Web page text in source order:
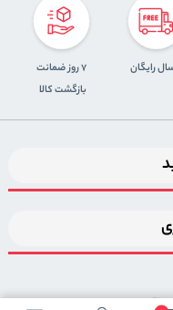
رایگان
7 روز ضمانت
بازگشت کالا